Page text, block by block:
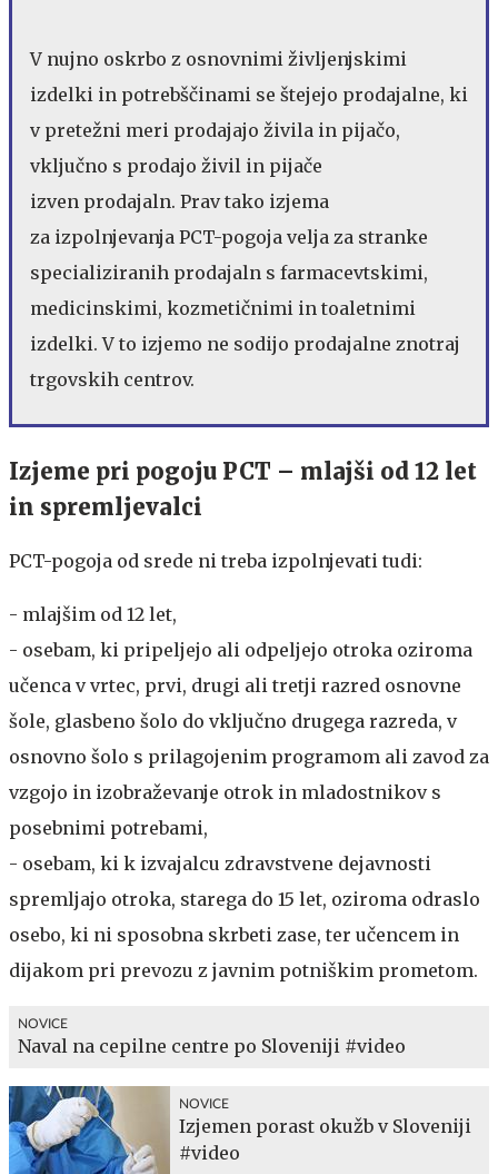
V nujno oskrbo z osnovnimi življenjskimi
izdelki in potrebščinami se štejejo prodajalne, ki
v pretežni meri prodajajo živila in pijačo,
vključno s prodajo živil in pijače
izven prodajaln. Prav tako izjema
za izpolnjevanja PCT-pogoja velja za stranke
specializiranih prodajaln s farmacevtskimi,
medicinskimi, kozmetičnimi in toaletnimi
izdelki. V to izjemo ne sodijo prodajalne znotraj
trgovskih centrov.
Izjeme pri pogoju PCT – mlajši od 12 let
in spremljevalci
PCT-pogoja od srede ni treba izpolnjevati tudi:
- mlajšim od 12 let,
- osebam, ki pripeljejo ali odpeljejo otroka oziroma
učenca v vrtec, prvi, drugi ali tretji razred osnovne
šole, glasbeno šolo do vključno drugega razreda, v
osnovno šolo s prilagojenim programom ali zavod za
vzgojo in izobraževanje otrok in mladostnikov s
posebnimi potrebami,
- osebam, ki k izvajalcu zdravstvene dejavnosti
spremljajo otroka, starega do 15 let, oziroma odraslo
osebo, ki ni sposobna skrbeti zase, ter učencem in
dijakom pri prevozu z javnim potniškim prometom.
NOVICE
Naval na cepilne centre po Sloveniji #video
NOVICE
Izjemen porast okužb v Sloveniji
#video